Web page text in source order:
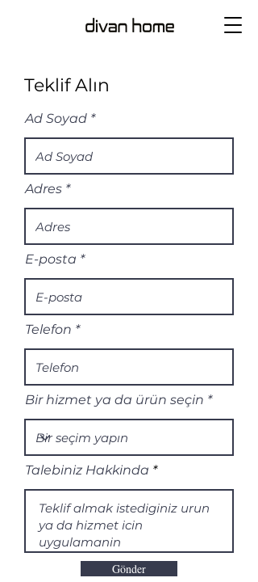
Teklif Alın
Ad Soyad
Adres
E-posta
Telefon
Bir hizmet ya da ürün seçin
Talebiniz Hakkinda
Gönder